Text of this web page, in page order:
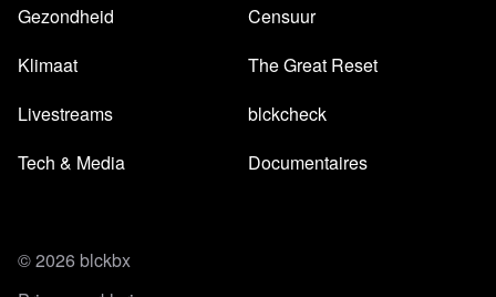
Gezondheid
Klimaat
Livestreams
Tech & Media
Censuur
The Great Reset
blckcheck
Documentaires
© 2026 blckbx